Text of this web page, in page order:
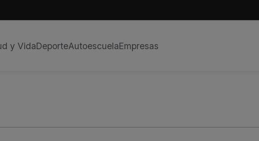
y VidaDeporteAutoescuelaEmpresas